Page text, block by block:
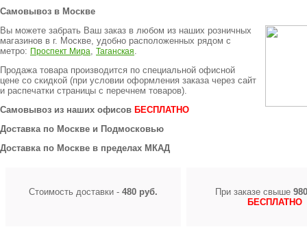
Самовывоз в Москве
Вы можете забрать Ваш заказ в любом из наших розничных
магазинов в г. Москве, удобно расположенных рядом с
метро: Проспект Мира Таганская
Продажа товара производится по специальной офисной
цене со скидкой (при условии оформления заказа через сайт
и распечатки страницы с перечнем товаров).
Самовывоз из наших офисов БЕСПЛАТНО
Доставка по Москве и Подмосковью
Доставка по Москве в пределах МКАД
Стоимость доставки - 480 руб. При заказе свыше
БЕСПЛАТНО